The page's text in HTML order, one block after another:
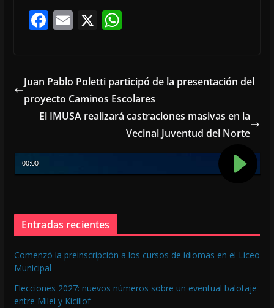
F
b
o
o
E
l
X W
s
A
p
p
Juan Pablo Poletti participó de la presentación del
proyecto Caminos Escolares
El IMUSA realizará castraciones masivas en la
Vecinal Juventud del Norte
Entradas recientes
Comenzó la preinscripción a los cursos de idiomas en el Liceo
Municipal
Elecciones 2027: nuevos números sobre un eventual balotaje
entre Milei y Kicillof